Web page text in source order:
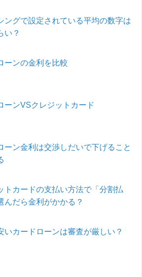
ングで設定されている平均の数字は
い？
ーンの金利を比較
ーンVSクレジットカード
ーン金利は交渉しだいで下げること
トカードの支払い方法で「分割払
んだら金利がかかる？
いカードローンは審査が厳しい？